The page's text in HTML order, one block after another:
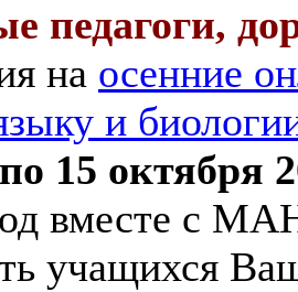
педагоги,
на осенние
и
15 октября
вместе с
учащихся